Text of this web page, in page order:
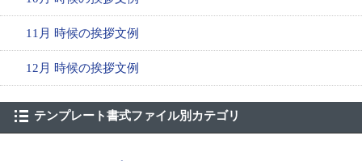
11月 時候の挨拶文例
12月 時候の挨拶文例
テンプレート書式ファイル別カテゴリ